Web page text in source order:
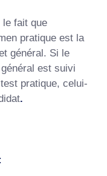
fait que
pratique est la
général. Si le
est suivi
pratique, celui-
.